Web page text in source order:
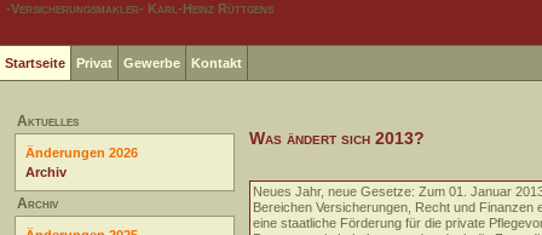
-Versicherungsmakler- Karl-Heinz Rüttgens
Startseite Privat Gewerbe Kontakt
Aktuelles
Änderungen 2026
Archiv
Archiv
Was ändert sich 2013?
Neues Jahr, neue Gesetze: Zum 01. Januar
Bereichen Versicherungen, Recht und
eine staatliche Förderung für die private